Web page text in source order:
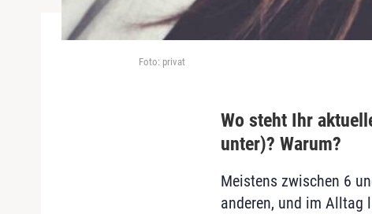
Foto: privat
Wo steht Ihr
unter)? Warum?
Meistens zwischen 6
anderen, und im Alltag